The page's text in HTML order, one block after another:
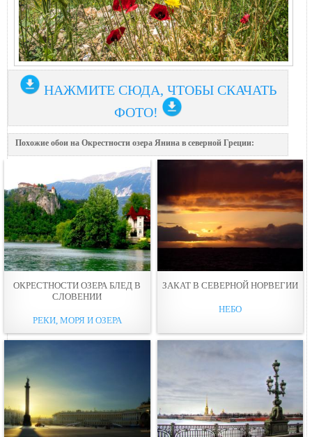
НАЖМИТЕ СЮДА, ЧТОБЫ СКАЧАТЬ
ФОТО!
Похожие обои на Окрестности озера Янина в северной Греции:
ОКРЕСТНОСТИ ОЗЕРА БЛЕД В
СЛОВЕНИИ
РЕКИ, МОРЯ И ОЗЕРА
ЗАКАТ В СЕВЕРНОЙ НОРВЕГИИ
НЕБО